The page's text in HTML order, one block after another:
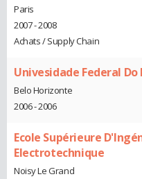
Paris
2007 - 2008
Achats / Supply Chain
Univesidade Federal Do
Belo Horizonte
2006 - 2006
Ecole Supérieure
Electrotechnique
Noisy Le Grand